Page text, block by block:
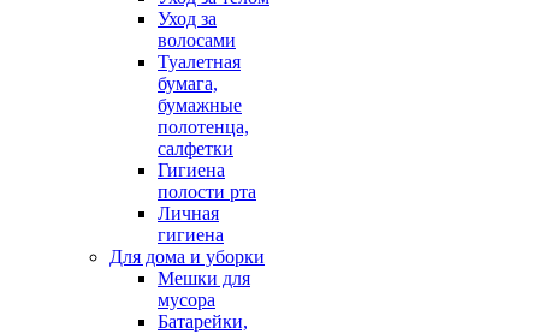
Уход за
волосами
Туалетная
бумага,
бумажные
полотенца,
салфетки
Гигиена
полости рта
Личная
гигиена
Для дома и уборки
Мешки для
мусора
Батарейки,